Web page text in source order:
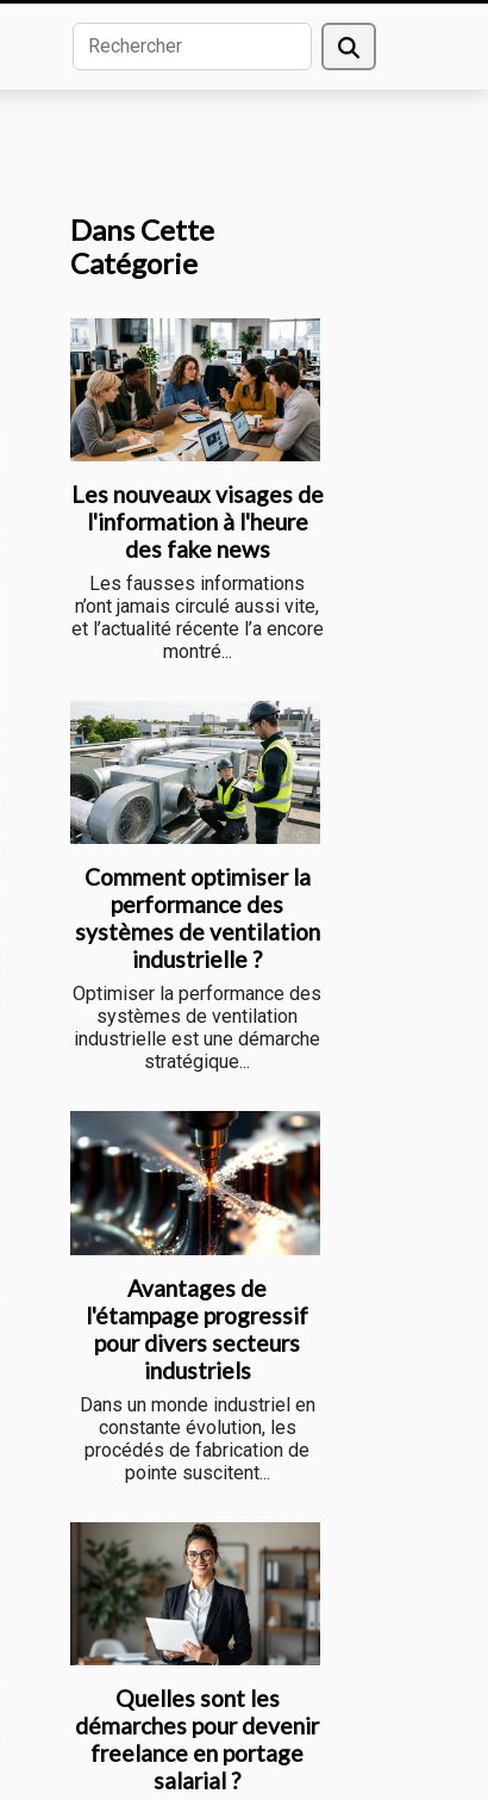
Dans Cette
Catégorie
Les nouveaux visages de
l'information à l'heure
des fake news
Les fausses informations
n’ont jamais circulé aussi vite,
et l’actualité récente l’a encore
montré...
Comment optimiser la
performance des
systèmes de ventilation
industrielle ?
Optimiser la performance des
systèmes de ventilation
industrielle est une démarche
stratégique...
Avantages de
l'étampage progressif
pour divers secteurs
industriels
Dans un monde industriel en
constante évolution, les
procédés de fabrication de
pointe suscitent...
Quelles sont les
démarches pour devenir
freelance en portage
salarial ?